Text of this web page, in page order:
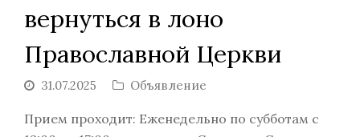
вернуться в лоно
Православной Церкви
31.07.2025 Объявление
Прием проходит: Еженедельно по субботам с